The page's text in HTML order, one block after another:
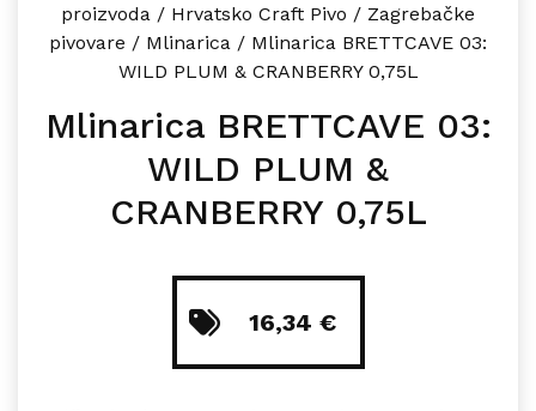
proizvoda / Hrvatsko Craft Pivo / Zagrebačke
pivovare / Mlinarica / Mlinarica BRETTCAVE 03:
WILD PLUM & CRANBERRY 0,75L
Mlinarica BRETTCAVE 03:
WILD PLUM &
CRANBERRY 0,75L
16,34 €